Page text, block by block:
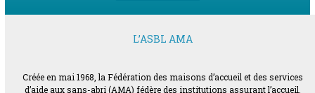
L’ASBL AMA
Créée en mai 1968, la Fédération des maisons d’accueil et des services
d’aide aux sans-abri (AMA) fédère des institutions assurant l’accueil,